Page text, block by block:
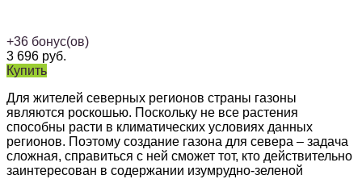
+36 бонус(ов)
3 696 руб.
Купить
Для жителей северных регионов страны газоны
являются роскошью. Поскольку не все растения
способны расти в климатических условиях данных
регионов. Поэтому создание газона для севера – задача
сложная, справиться с ней сможет тот, кто действительно
заинтересован в содержании изумрудно-зеленой